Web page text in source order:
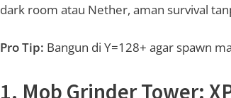
dark room atau Nether, aman survival
Pro Tip: Bangun di Y=128+ agar spawn
1. Mob Grinder Tower: